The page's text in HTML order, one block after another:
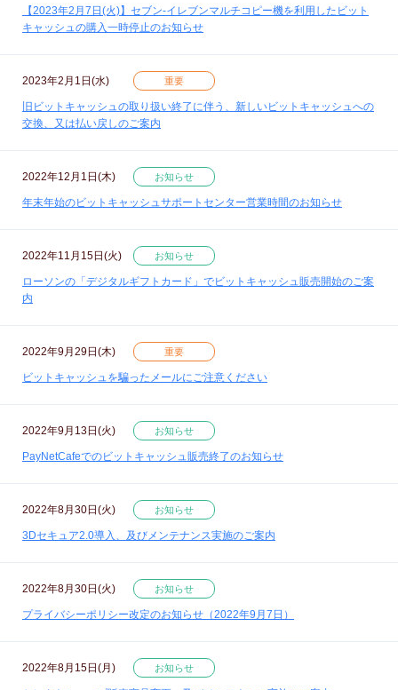
【2023年2月7日(火)】セブン‐イレブンマルチコピー機を利用したビット
キャッシュの購入一時停止のお知らせ
2023年2月1日(水) 重要
旧ビットキャッシュの取り扱い終了に伴う、新しいビットキャッシュへの
交換、又は払い戻しのご案内
2022年12月1日(木) お知らせ
年末年始のビットキャッシュサポートセンター営業時間のお知らせ
2022年11月15日(火) お知らせ
ローソンの「デジタルギフトカード」でビットキャッシュ販売開始のご案
内
2022年9月29日(木) 重要
ビットキャッシュを騙ったメールにご注意ください
2022年9月13日(火) お知らせ
PayNetCafeでのビットキャッシュ販売終了のお知らせ
2022年8月30日(火) お知らせ
3Dセキュア2.0導入、及びメンテナンス実施のご案内
2022年8月30日(火) お知らせ
プライバシーポリシー改定のお知らせ（2022年9月7日）
2022年8月15日(月) お知らせ